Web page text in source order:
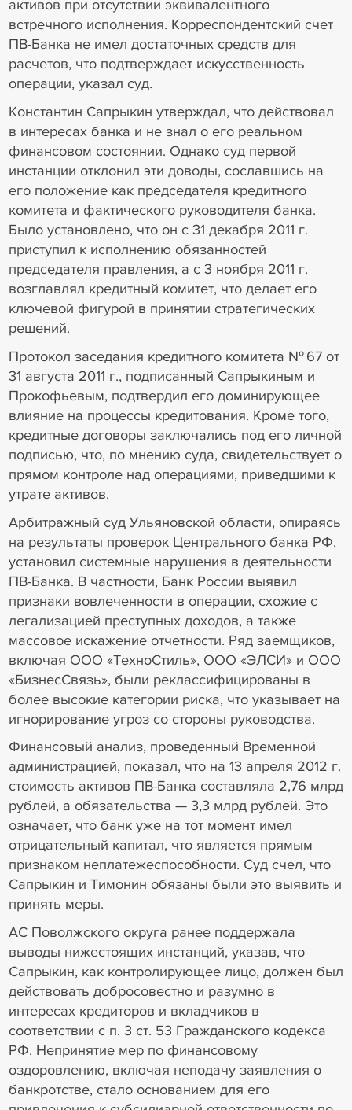
активов при отсутствии эквивалентного
встречного исполнения. Корреспондентский счет
ПВ-Банка не имел достаточных средств для
расчетов, что подтверждает искусственность
операции, указал суд.
Константин Сапрыкин утверждал, что действовал
в интересах банка и не знал о его реальном
финансовом состоянии. Однако суд первой
инстанции отклонил эти доводы, сославшись на
его положение как председателя кредитного
комитета и фактического руководителя банка.
Было установлено, что он с 31 декабря 2011 г.
приступил к исполнению обязанностей
председателя правления, а с 3 ноября 2011 г.
возглавлял кредитный комитет, что делает его
ключевой фигурой в принятии стратегических
решений.
Протокол заседания кредитного комитета № 67 от
31 августа 2011 г., подписанный Сапрыкиным и
Прокофьевым, подтвердил его доминирующее
влияние на процессы кредитования. Кроме того,
кредитные договоры заключались под его личной
подписью, что, по мнению суда, свидетельствует о
прямом контроле над операциями, приведшими к
утрате активов.
Арбитражный суд Ульяновской области, опираясь
на результаты проверок Центрального банка РФ,
установил системные нарушения в деятельности
ПВ-Банка. В частности, Банк России выявил
признаки вовлеченности в операции, схожие с
легализацией преступных доходов, а также
массовое искажение отчетности. Ряд заемщиков,
включая ООО «ТехноСтиль», ООО «ЭЛСИ» и ООО
«БизнесСвязь», были реклассифицированы в
более высокие категории риска, что указывает на
игнорирование угроз со стороны руководства.
Финансовый анализ, проведенный Временной
администрацией, показал, что на 13 апреля 2012 г.
стоимость активов ПВ-Банка составляла 2,76 млрд
рублей, а обязательства — 3,3 млрд рублей. Это
означает, что банк уже на тот момент имел
отрицательный капитал, что является прямым
признаком неплатежеспособности. Суд счел, что
Сапрыкин и Тимонин обязаны были это выявить и
принять меры.
АС Поволжского округа ранее поддержала
выводы нижестоящих инстанций, указав, что
Сапрыкин, как контролирующее лицо, должен был
действовать добросовестно и разумно в
интересах кредиторов и вкладчиков в
соответствии с п. 3 ст. 53 Гражданского кодекса
РФ. Непринятие мер по финансовому
оздоровлению, включая неподачу заявления о
банкротстве, стало основанием для его